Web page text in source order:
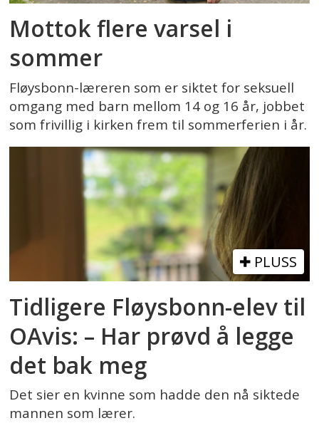
Mottok flere varsel i
sommer
Fløysbonn-læreren som er siktet for seksuell
omgang med barn mellom 14 og 16 år, jobbet
som frivillig i kirken frem til sommerferien i år.
PLUSS
Tidligere Fløysbonn-elev til
OAvis: – Har prøvd å legge
det bak meg
Det sier en kvinne som hadde den nå siktede
mannen som lærer.